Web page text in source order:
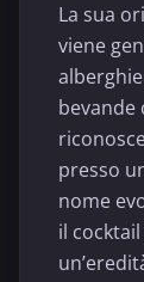
La sua
viene
bevande
presso
nome
il